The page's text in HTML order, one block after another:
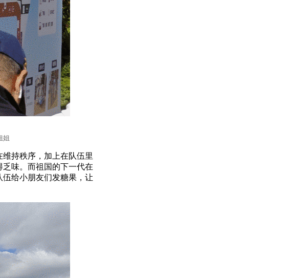
姐
持秩序，加上在队伍里
味。而祖国的下一代在
给小朋友们发糖果，让